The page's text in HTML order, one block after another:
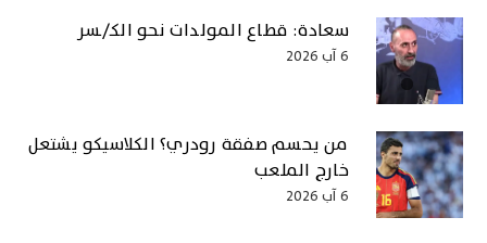
سعادة: قطاع المولدات نحو الكـ/ـسر
6 آب 2026
من يحسم صفقة رودري؟ الكلاسيكو يشتعل
خارج الملعب
6 آب 2026